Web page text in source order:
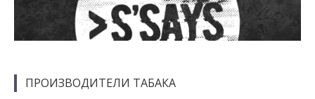
ПРОИЗВОДИТЕЛИ ТАБАКА